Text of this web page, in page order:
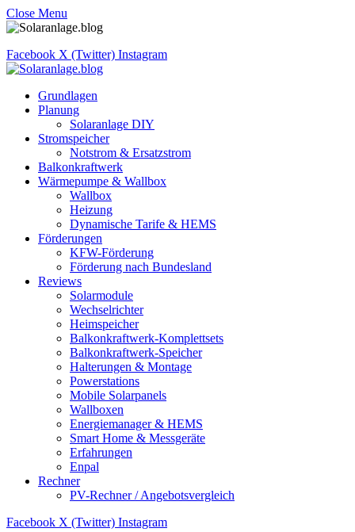
Close Menu
Facebook X (Twitter) Instagram
Grundlagen
Planung
Solaranlage DIY
Stromspeicher
Notstrom & Ersatzstrom
Balkonkraftwerk
Wärmepumpe & Wallbox
Wallbox
Heizung
Dynamische Tarife & HEMS
Förderungen
KFW-Förderung
Förderung nach Bundesland
Reviews
Solarmodule
Wechselrichter
Heimspeicher
Balkonkraftwerk-Komplettsets
Balkonkraftwerk-Speicher
Halterungen & Montage
Powerstations
Mobile Solarpanels
Wallboxen
Energiemanager & HEMS
Smart Home & Messgeräte
Erfahrungen
Enpal
Rechner
PV-Rechner / Angebotsvergleich
Facebook X (Twitter) Instagram